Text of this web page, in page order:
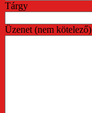
Tárgy
Üzenet (nem kötelező)